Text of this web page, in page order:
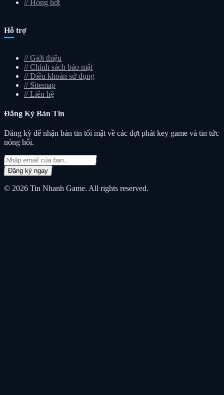
// Hóng hớt
Hỗ trợ
// Giới thiệu
// Chính sách bảo mật
// Điều khoản sử dụng
// Sitemap
// Liên hệ
Đăng Ký Bản Tin
Đăng ký để nhận bản tin tối mật về các đợt phát key game và tin tức
nóng hổi.
Đăng ký ngay
© 2026 Tin Nhanh Game. All rights reserved.